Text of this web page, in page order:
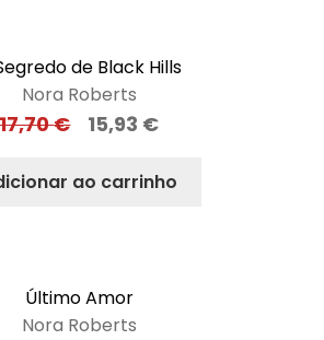
de Black Hills
Nora Roberts
17,70€ 15,93 €
ao carrinho
Último Amor
Nora Roberts